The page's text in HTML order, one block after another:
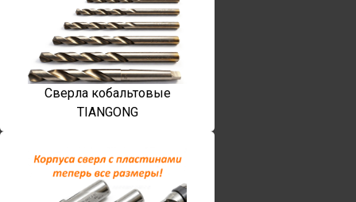
Сверла кобальтовые
TIANGONG